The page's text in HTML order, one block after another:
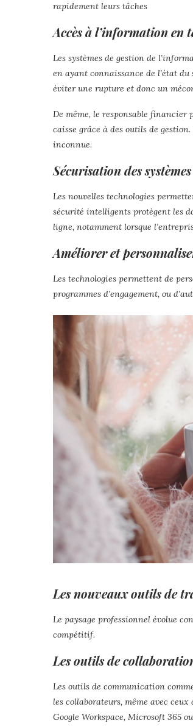
rapidement leurs tâches
Accès à l’information en
Les systèmes de gestion de
en ayant connaissance de l’état
éviter une rupture et donc un
De même, le responsable
caisse grâce à des outils de
inconnue.
Sécurisation des systèmes
Les nouvelles technologies
sécurité intelligents protègent les
ligne, notamment lorsque
Améliorer et
Les technologies permettent de
programmes d’engagement, ou
Les nouveaux outils de
Le paysage professionnel évolue
compétitif.
Les outils de
Les outils de communication
les collaborateurs, même avec
Google Workspace, Microsoft 365